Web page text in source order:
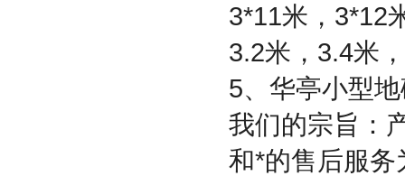
3*11米， 3*12
3.2米， 3.4米，
5、华亭小型
我们的宗旨：
和*的售后服